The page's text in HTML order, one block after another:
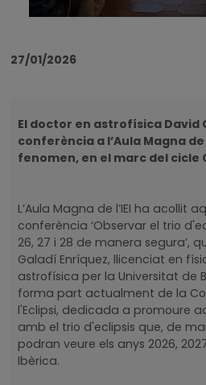
27/01/2026
El doctor en astrofísica David
conferència a l’Aula Magna de
fenomen, en el marc del cicle
L’Aula Magna de l’IEI ha acollit
conferència ‘Observar el trio
26, 27 i 28 de manera segura’,
Galadí Enríquez, llicenciat en
astrofísica per la Universitat de
forma part actualment de la
l'Eclipsi, dedicada a promoure
amb el trio d'eclipsis que, de
podran veure els anys 2026,
Ibèrica.